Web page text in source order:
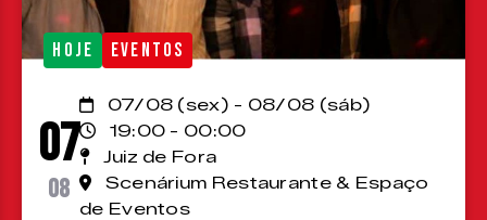
HOJE EVENTOS
07
08
07/08 (sex) - 08/08 (sáb)
19:00 - 00:00
Juiz de Fora
Scenárium Restaurante & Espaço
de Eventos